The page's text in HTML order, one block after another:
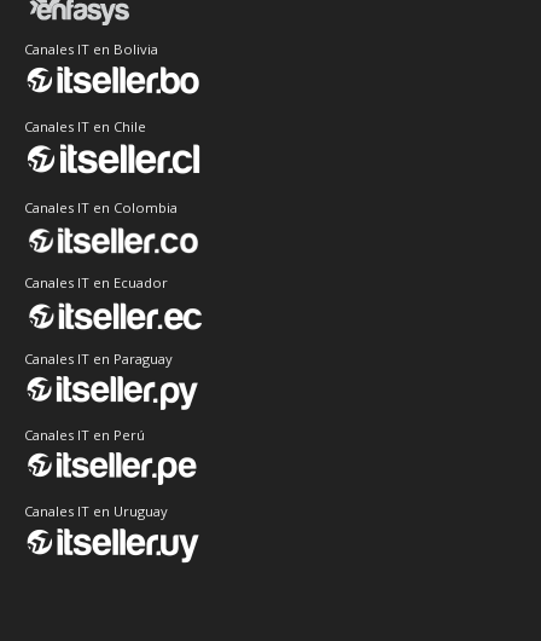
Canales IT en Bolivia
Canales IT en Chile
Canales IT en Colombia
Canales IT en Ecuador
Canales IT en Paraguay
Canales IT en Perú
Canales IT en Uruguay